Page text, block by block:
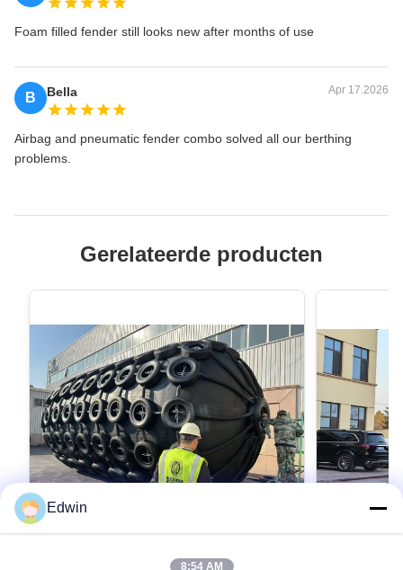
Foam filled fender still looks new after months of use
B Bella Apr 17.2026
Airbag and pneumatic fender combo solved all our berthing
problems.
Gerelateerde producten
Edwin
8:54 AM